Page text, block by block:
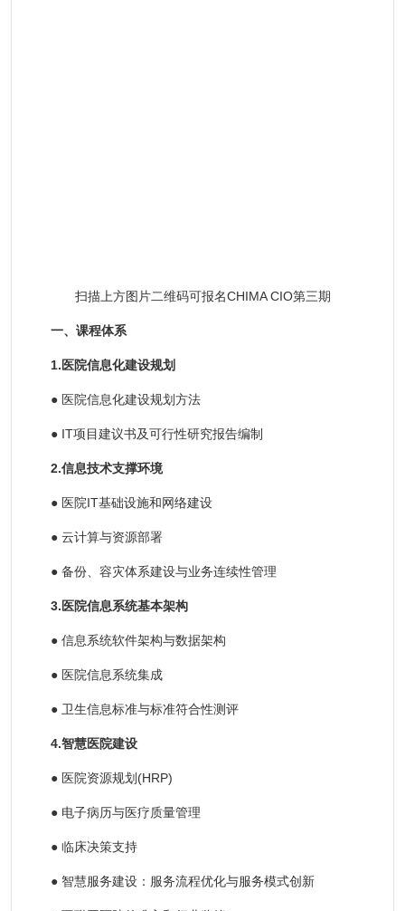
扫描上方图片二维码可报名CHIMA CIO第三期
一、课程体系
1.医院信息化建设规划
● 医院信息化建设规划方法
● IT项目建议书及可行性研究报告编制
2.信息技术支撑环境
● 医院IT基础设施和网络建设
● 云计算与资源部署
● 备份、容灾体系建设与业务连续性管理
3.医院信息系统基本架构
● 信息系统软件架构与数据架构
● 医院信息系统集成
● 卫生信息标准与标准符合性测评
4.智慧医院建设
● 医院资源规划(HRP)
● 电子病历与医疗质量管理
● 临床决策支持
● 智慧服务建设：服务流程优化与服务模式创新